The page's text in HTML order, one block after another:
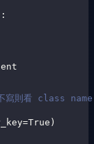
:
則看 class name
=True )